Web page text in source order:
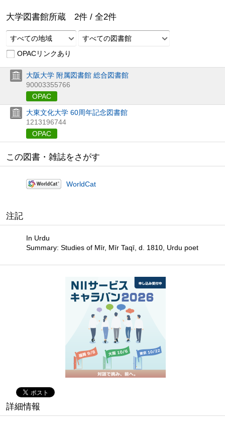
大学図書館所蔵 2件 / 全2件
すべての地域
すべての図書館
OPACリンクあり
大阪大学 附属図書館 総合図書館
90003355766
OPAC
大東文化大学 60周年記念図書館
1213196744
OPAC
この図書・雑誌をさがす
WorldCat
注記
In Urdu
Summary: Studies of Mīr, Mīr Taqī, d. 1810, Urdu poet
詳細情報